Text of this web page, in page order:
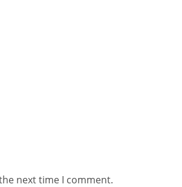
next time I comment.